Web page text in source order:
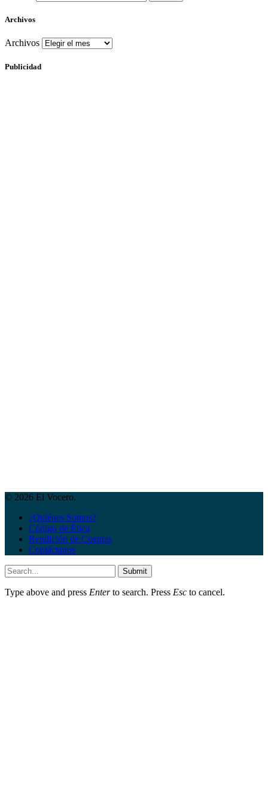
Archivos
Archivos
Publicidad
© 2026 El Vocero.
¿Quiénes Somos?
Código de Ética
Rendición de Cuentas
Contáctanos
Submit
Type above and press Enterto search. Press Esc to cancel.